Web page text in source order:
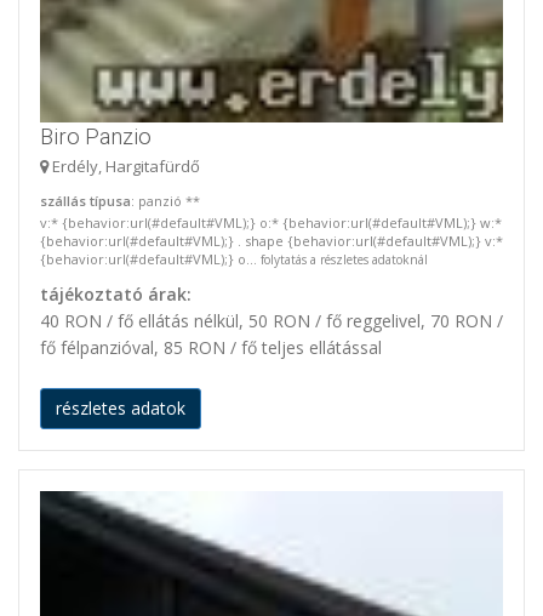
Biro Panzio
Erdély, Hargitafürdő
szállás típusa: panzió **
v:* {behavior:url(#default#VML);} o:* {behavior:url(#default#VML);} w:*
{behavior:url(#default#VML);} . shape {behavior:url(#default#VML);} v:*
{behavior:url(#default#VML);} o... folytatás a részletes adatoknál
tájékoztató árak:
40 RON / fő ellátás nélkül, 50 RON / fő reggelivel, 70 RON /
fő félpanzióval, 85 RON / fő teljes ellátással
részletes adatok